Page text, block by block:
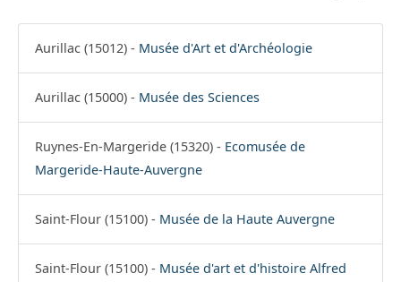
Aurillac (15012) - Musée d'Art et d'Archéologie
Aurillac (15000) - Musée des Sciences
Ruynes-En-Margeride (15320) - Ecomusée de
Margeride-Haute-Auvergne
Saint-Flour (15100) - Musée de la Haute Auvergne
Saint-Flour (15100) - Musée d'art et d'histoire Alfred